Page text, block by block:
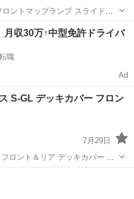
ントマップランプ スライドド
ー灯
月収30万↑中型免許ドライバ
職
Ad
S-GL デッキカバー フロン
7月29日
ロント＆リア デッキカバー セ
ムパーツ トヨタ ナロー 材質
タイプ 乗用車 設置位置 前...